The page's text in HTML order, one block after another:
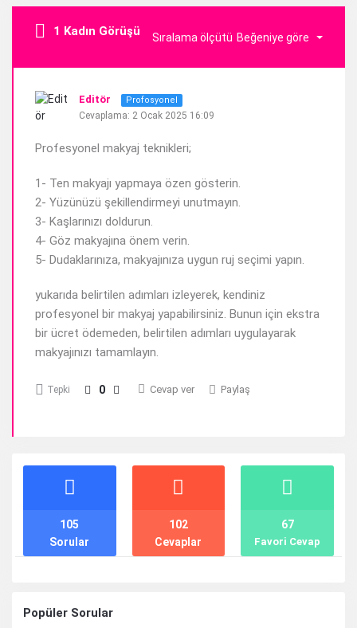
1 Kadın Görüşü Sıralama ölçütü Beğeniye göre
Editör Profosyonel
Cevaplama: 2 Ocak 2025 16:09
Profesyonel makyaj teknikleri;
1- Ten makyajı yapmaya özen gösterin.
2- Yüzünüzü şekillendirmeyi unutmayın.
3- Kaşlarınızı doldurun.
4- Göz makyajına önem verin.
5- Dudaklarınıza, makyajınıza uygun ruj seçimi yapın.
yukarıda belirtilen adımları izleyerek, kendiniz
profesyonel bir makyaj yapabilirsiniz. Bunun için ekstra
bir ücret ödemeden, belirtilen adımları uygulayarak
makyajınızı tamamlayın.
Tepki 0 Cevap ver Paylaş
Stats
Sorular
105
Cevaplar
102
Favori Cevap
67
Popüler Sorular